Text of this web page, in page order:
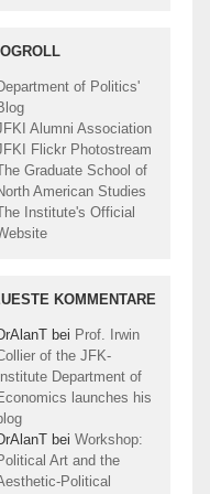
of Politics'
Alumni Association
Flickr Photostream
Graduate School of
American Studies
Institute's Official
KOMMENTARE
bei Prof. Irwin
of the JFK-
Department of
launches his
bei Workshop:
Art and the
Political